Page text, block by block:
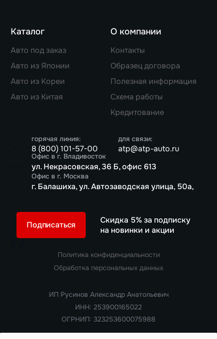
Каталог
Авто под заказ
Авто из Японии
Авто из Кореи
Авто из Китая
О компании
Контакты
Образец договора
Полезная информация
Схема работы
Кредитование
горячая линия:
8 (800) 101-57-00
для связи:
atp@atp-auto.ru
Офис в г. Владивосток
ул. Некрасовская, 36 Б, офис 613
Офис в г. Москва
г. Балашиха, ул. Автозаводская улица, 50а,
Скидка 5% за подписку
на новинки и акции
Подписаться
Политика конфиденциальности
Обработка персональных данных
ИП Русинов Александр Анатольевич
ИНН: 253900165022
ОГРНИП: 323253600075988